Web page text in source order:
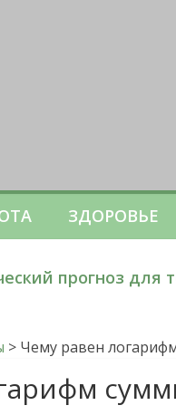
ЗДОРОВЬЕ
прогноз для
> Чему равен